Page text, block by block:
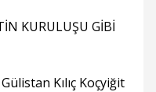
KURULUŞU GİBİ
Kılıç Koçyiğit